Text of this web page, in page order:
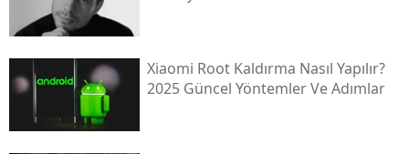
Xiaomi Root Kaldırma Nasıl Yapılır?
2025 Güncel Yöntemler Ve Adımlar